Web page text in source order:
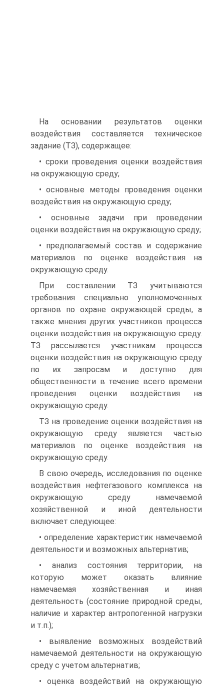
На основании результатов оценки
воздействия составляется техническое
задание (ТЗ), содержащее:
• сроки проведения оценки воздействия
на окружающую среду;
• основные методы проведения оценки
воздействия на окружающую среду;
• основные задачи при проведении
оценки воздействия на окружающую среду;
• предполагаемый состав и содержание
материалов по оценке воздействия на
окружающую среду.
При составлении ТЗ учитываются
требования специально уполномоченных
органов по охране окружающей среды, а
также мнения других участников процесса
оценки воздействия на окружающую среду.
ТЗ рассылается участникам процесса
оценки воздействия на окружающую среду
по их запросам и доступно для
общественности в течение всего времени
проведения оценки воздействия на
окружающую среду.
ТЗ на проведение оценки воздействия на
окружающую среду является частью
материалов по оценке воздействия на
окружающую среду.
В свою очередь, исследования по оценке
воздействия нефтегазового комплекса на
окружающую среду намечаемой
хозяйственной и иной деятельности
включает следующее:
• определение характеристик намечаемой
деятельности и возможных альтернатив;
• анализ состояния территории, на
которую может оказать влияние
намечаемая хозяйственная и иная
деятельность (состояние природной среды,
наличие и характер антропогенной нагрузки
и т.п.);
• выявление возможных воздействий
намечаемой деятельности на окружающую
среду с учетом альтернатив;
• оценка воздействий на окружающую